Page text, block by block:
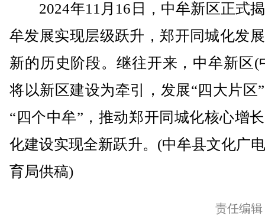
2024年11月16日，中牟新区正式
牟发展实现层级跃升，郑开同城化发
新的历史阶段。继往开来，中牟新区(
将以新区建设为牵引，发展“四大片区
“四个中牟”，推动郑开同城化核心增
化建设实现全新跃升。(中牟县文化广
育局供稿)
责任编